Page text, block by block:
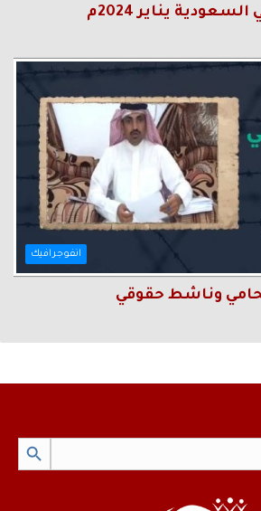
يناير 2024م
انفوجرافيك
وناشط حقوقي
Search Button